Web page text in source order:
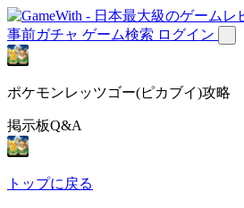
事前ガチャ ゲーム検索 ログイン
ポケモンレッツゴー(ピカブイ)攻略
掲示板Q&A
トップに戻る